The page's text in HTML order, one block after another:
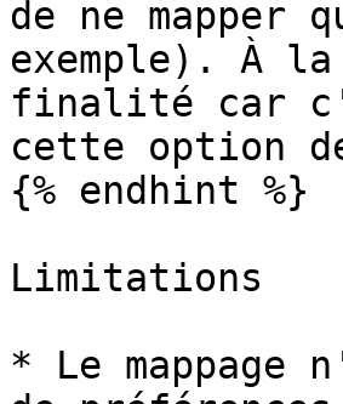
de ne mapper
exemple). À
finalité car
cette option
{% endhint %}
Limitations
* Le